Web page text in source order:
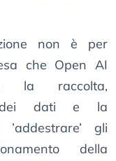
non è per
che Open AI
la raccolta,
dei dati e la
gli
della